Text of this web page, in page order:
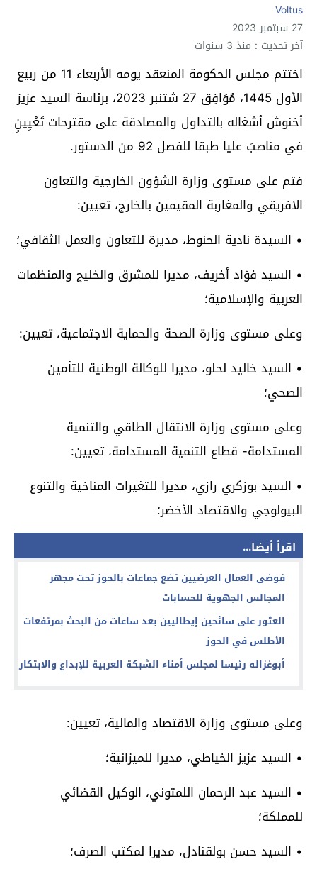
Voltus
27 سبتمبر 2023
آخر تحديث : منذ 3 سنوات
اختتم مجلس الحكومة المنعقد يومه الأربعاء 11 من ربيع
الأول 1445، مُوَافِق 27 شتنبر 2023، برئاسة السيد عزيز
أخنوش أشغاله بالتداول والمصادقة على مقترحات تَعْيِينٍ
في مناصبَ عليا طبقا للفصل 92 من الدستور.
فتم على مستوى وزارة الشؤون الخارجية والتعاون
الافريقي والمغاربة المقيمين بالخارج، تعيين:
• السيدة نادية الحنوط، مديرة للتعاون والعمل الثقافي؛
• السيد فؤاد أخريف، مديرا للمشرق والخليج والمنظمات
العربية والإسلامية؛
وعلى مستوى وزارة الصحة والحماية الاجتماعية، تعيين:
• السيد خاليد لحلو، مديرا للوكالة الوطنية للتأمين
الصحي؛
وعلى مستوى وزارة الانتقال الطاقي والتنمية
المستدامة- قطاع التنمية المستدامة، تعيين:
• السيد بوزكري رازي، مديرا للتغيرات المناخية والتنوع
البيولوجي والاقتصاد الأخضر؛
اقرأ أيضا...
فوضى العمال العرضيين تضع جماعات بالحوز تحت مجهر
المجالس الجهوية للحسابات
العثور على سائحين إيطاليين بعد ساعات من البحث بمرتفعات
الأطلس في الحوز
أبوغزاله رئيسا لمجلس أمناء الشبكة العربية للإبداع والابتكار
وعلى مستوى وزارة الاقتصاد والمالية، تعيين:
• السيد عزيز الخياطي، مديرا للميزانية؛
• السيد عبد الرحمان اللمتوني، الوكيل القضائي
للمملكة؛
• السيد حسن بولقنادل، مديرا لمكتب الصرف؛